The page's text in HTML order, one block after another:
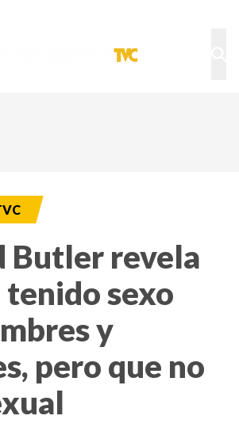
Butler revela
tenido sexo
y
pero que no